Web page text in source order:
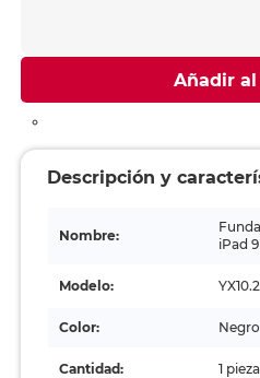
Añadir
Descripción y
Nombre:
iPad 9
Modelo: YX10.2
Color: Negro
Cantidad: 1 pieza